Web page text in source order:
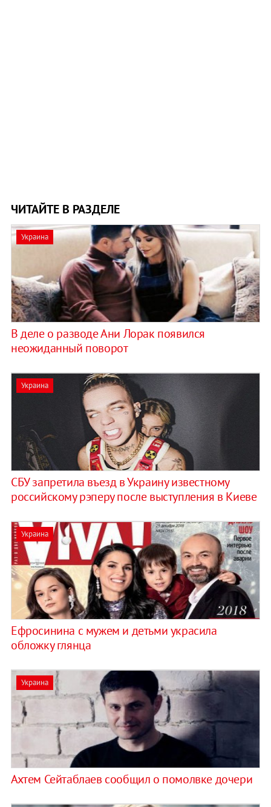
ЧИТАЙТЕ В РАЗДЕЛЕ
Украина
В деле о разводе Ани Лорак появился
неожиданный поворот
Украина
СБУ запретила въезд в Украину известному
российскому рэперу после выступления в Киеве
Украина
Ефросинина с мужем и детьми украсила
обложку глянца
Украина
Ахтем Сейтаблаев сообщил о помолвке дочери